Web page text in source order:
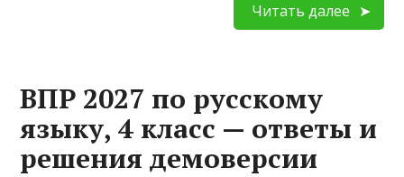
Читать далее
ВПР 2027 по русскому
языку, 4 класс — ответы и
решения демоверсии